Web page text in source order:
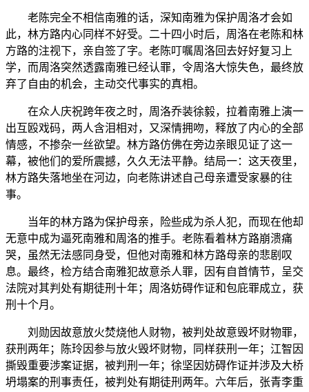
老陈完全不相信南雅的话，深知南雅为保护周洛才会如
此，林方路内心同样不好受。二十四小时后，周洛在老陈和林
方路的注视下，亲自签了字。老陈叮嘱周洛回去好好复习上
学，而周洛突然透露南雅已经认罪，令周洛大惊失色，最终放
弃了自由的机会，主动交代事实的真相。
在众人庆祝跨年夜之时，周洛乔装徐毅，拉着南雅上演一
出互殴戏码，两人含泪相对，又深情拥吻，释放了内心的全部
情感，不掺杂一丝欲望。林方路仿佛在旁边亲眼见证了这一
幕，被他们的爱所震撼，久久无法平静。结局一：这天夜里，
林方路失落地坐在河边，向老陈讲述自己母亲遭受家暴的往
事。
当年的林方路为保护母亲，险些成为杀人犯，而现在他却
无意中成为逼死南雅和周洛的推手。老陈看着林方路崩溃痛
哭，虽然无法感同身受，但他对南雅和林方路母亲的悲剧叹
息。最终，检方结合南雅犯故意杀人罪，因有自首情节，呈交
法院对其判处有期徒刑十年；周洛妨碍作证和包庇罪成立，获
刑十个月。
刘勋因故意放火焚烧他人财物，被判处故意毁坏财物罪，
获刑两年；陈玲因参与放火毁坏财物，同样获刑一年；江智因
撕毁重要涉案证据，被判刑一年；徐坚因妨碍作证并涉及大桥
坍塌案的刑事责任，被判处有期徒刑两年。六年后，张青李重